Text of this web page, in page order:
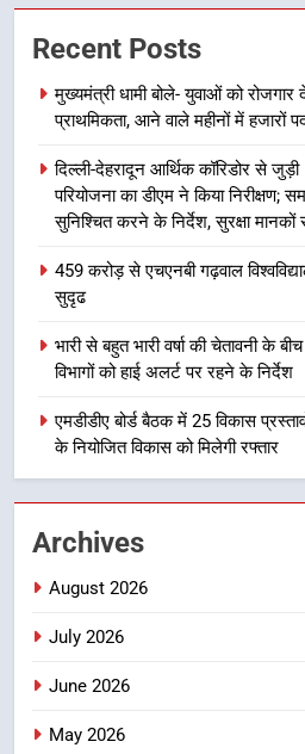
बैरागीवाला
उत्तराखण्ड
भारी बारिश
देहरादून में
उत्तराखण्ड
1
मुख्यमंत्री
देना सरकार
भर्ती
2
Recent Posts
मुख्यमंत्री धामी बोले- युवाओं को रोजगार
प्राथमिकता, आने वाले महीनों में हजारों
दिल्ली-देहरादून आर्थिक कॉरिडोर से
परियोजना का डीएम ने किया निरीक्षण;
सुनिश्चित करने के निर्देश, सुरक्षा मानकों
459 करोड़ से एचएनबी गढ़वाल
सुदृढ
भारी से बहुत भारी वर्षा की चेतावनी के
विभागों को हाई अलर्ट पर रहने के निर्देश
एमडीडीए बोर्ड बैठक में 25 विकास
के नियोजित विकास को मिलेगी रफ्तार
Archives
August 2026
July 2026
June 2026
May 2026